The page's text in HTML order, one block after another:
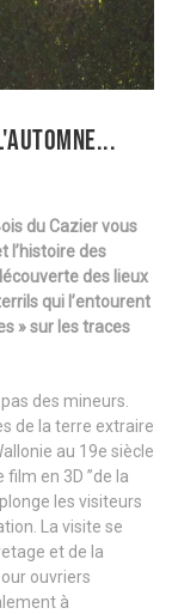
du Cazier vous
l’histoire des
des lieux
qui l’entourent
» sur les traces
des mineurs.
de la terre extraire
au 19e siècle
en 3D ”de la
les visiteurs
La visite se
et de la
ouvriers
à